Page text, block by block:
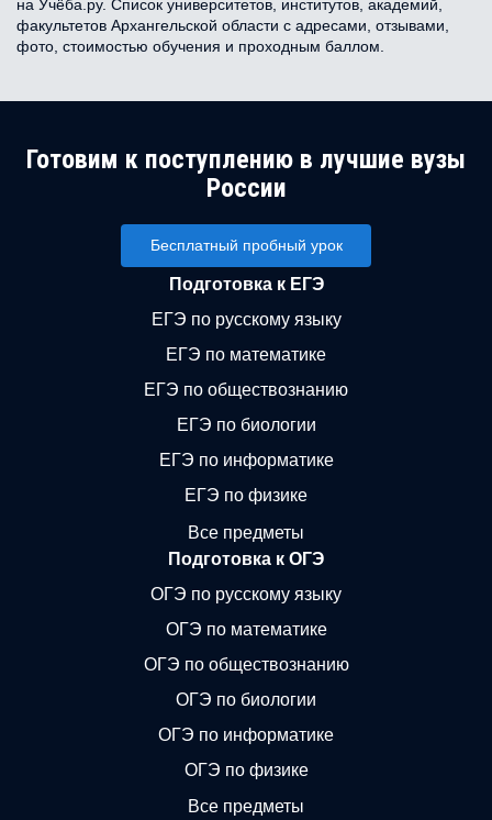
на Учёба.ру. Список университетов, институтов, академий,
факультетов Архангельской области с адресами, отзывами,
фото, стоимостью обучения и проходным баллом.
Готовим к поступлению в лучшие вузы
России
Бесплатный пробный урок
Подготовка к ЕГЭ
ЕГЭ по русскому языку
ЕГЭ по математике
ЕГЭ по обществознанию
ЕГЭ по биологии
ЕГЭ по информатике
ЕГЭ по физике
Все предметы
Подготовка к ОГЭ
ОГЭ по русскому языку
ОГЭ по математике
ОГЭ по обществознанию
ОГЭ по биологии
ОГЭ по информатике
ОГЭ по физике
Все предметы